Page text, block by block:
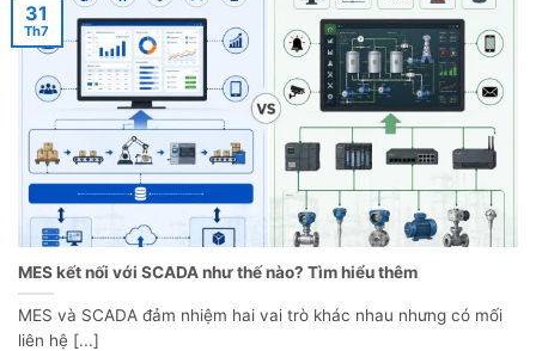
MES kết nối với SCADA như thế nào? Tìm hiểu thêm
MES và SCADA đảm nhiệm hai vai trò khác nhau nhưng có mối
liên hệ [...]
31
Th7